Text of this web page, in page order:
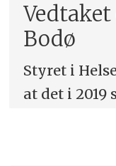
Bodø
Styret i
at det i 2019